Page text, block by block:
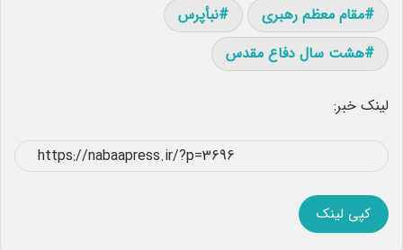
مقام معظم رهبری
نبأپرس
هشت سال دفاع مقدس
لینک خبر:
کپی لینک